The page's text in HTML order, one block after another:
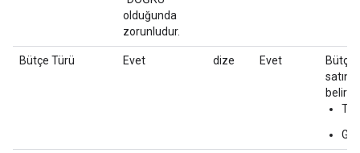
olduğunda
zorunludur.
Bütçe Türü Evet dize Evet
Bütçe
satın
belirtir.